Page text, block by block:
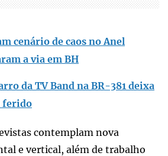
cenário de caos no Anel
a via em BH
da TV Band na BR-381 deixa
ferido
contemplam nova
e vertical, além de trabalho